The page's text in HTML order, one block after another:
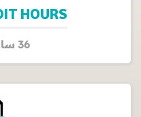
HOURS
36 ساعة معتمدة